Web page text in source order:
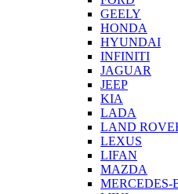
GEELY
HONDA
HYUNDAI
INFINITI
JAGUAR
JEEP
KIA
LADA
LAND
LEXUS
LIFAN
MAZDA
MERCEDES-